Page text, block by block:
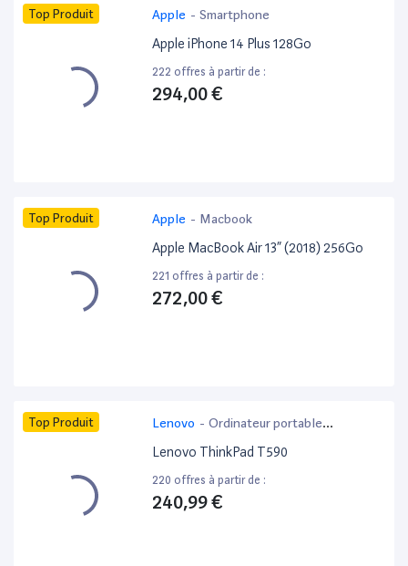
Top Produit Apple - Smartphone
Apple iPhone 14 Plus 128Go
222 offres à partir de :
294,00 €
Top Produit Apple - Macbook
Apple MacBook Air 13” (2018) 256Go
221 offres à partir de :
272,00 €
Top Produit Lenovo - Ordinateur portable
bureautique
Lenovo ThinkPad T590
220 offres à partir de :
240,99 €